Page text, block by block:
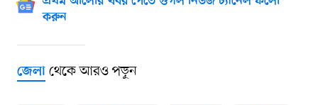
করুন
জেলাথেকে আরও পড়ুন